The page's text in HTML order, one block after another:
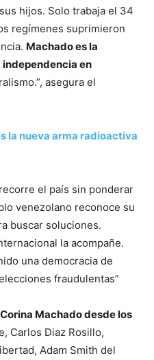
hijos. Solo trabaja el 34
regímenes suprimieron
Machado es la
en
asegura el
la nueva arma radioactiva
el país sin ponderar
venezolano reconoce su
buscar soluciones.
la acompañe.
una democracia de
fraudulentas”
Machado desde los
Carlos Diaz Rosillo,
Adam Smith del